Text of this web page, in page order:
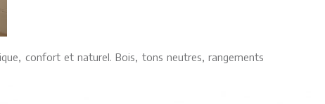
confort et naturel. Bois, tons neutres, rangements